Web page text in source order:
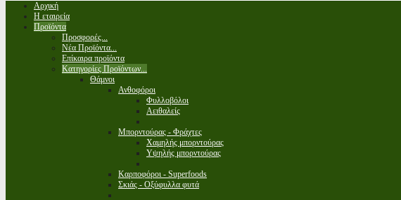
Αρχική
Η εταιρεία
Προϊόντα
Προσφορές...
Νέα Προϊόντα...
Επίκαιρα προϊόντα
Κατηγορίες Προϊόντων...
Θάμνοι
Ανθοφόροι
Φυλλοβόλοι
Αειθαλείς
Μπορντούρας - Φράχτες
Χαμηλής μπορντούρας
Υψηλής μπορντούρας
Καρποφόροι - Superfoods
Σκιάς - Οξύφυλλα φυτά